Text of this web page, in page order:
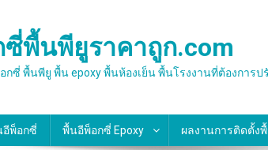
พื้นพียูราคาถูก.com
กซี่ พื้นพียู พื้น epoxy พื้นห้องเย็น พื้นโรงงานที่ต้องการ
อีพ็อกซี่ พื้นอีพ็อกซี่ Epoxy ผลงานการติดตั้ง